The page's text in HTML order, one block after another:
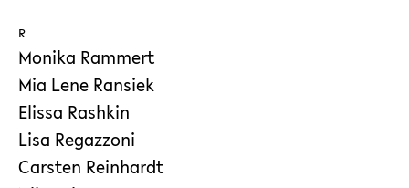
R
Monika Rammert
Mia Lene Ransiek
Elissa Rashkin
Lisa Regazzoni
Carsten Reinhardt